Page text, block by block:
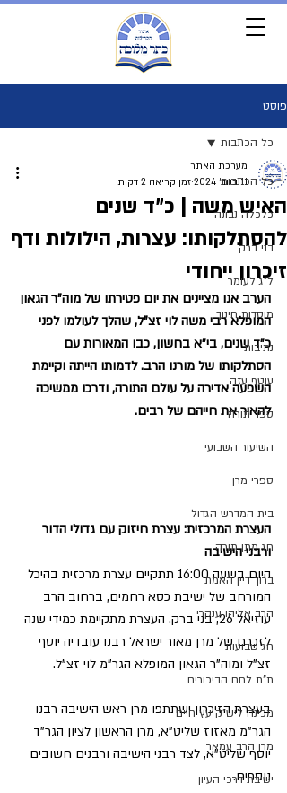
פוסט
כל הכתבות
כלכלה נבונה
בני ברק
ל"ג לעומר
מוסדות חינוך
נתיבות
עוטף עזה
ספר תורה
השיעור השבועי
ספרי מרן
בית המדרש הגדול
חג מתן תורה
ברוך דיין האמת
הרב אליהו ענקרי
חג שבועות
ת"ת לחם הביכורים
מכינה ליש"ק עץ חיים
מרן הרב עמאר
ישיבת דרכי העיון
כל הכתבות
האיש משה | כ"ד שנים
להסתלקותו: עצרות, הילולות ודף
זיכרון ייחודי
מערכת האתר
11 בנוב׳ 2024
זמן קריאה 2 דקות
הערב אנו מציינים את יום פטירתו של מוה"ר הגאון
המופלא רבי משה לוי זצ"ל, שהלך לעולמו לפני
כ"ד שנים, בי"א בחשון, כבו המאורות עם
הסתלקותו של מורנו הרב. לדמותו הייתה וקיימת
השפעה אדירה על עולם התורה, ודרכו ממשיכה
להאיר את חייהם של רבים.
העצרת המרכזית: עצרת חיזוק עם גדולי הדור
ורבני הישיבה
היום בשעה 16:00 תתקיים עצרת מרכזית בהיכל
המורחב של ישיבת כסא רחמים, ברחוב הרב
עוזיאל 26, בני ברק. העצרת מתקיימת כמידי שנה
לזכרם של מרן מאור ישראל רבנו עובדיה יוסף
זצ"ל ומוה"ר הגאון המופלא הגר"מ לוי זצ"ל.
בעצרת הזיכרון ישתתפו מרן ראש הישיבה רבנו
הגר"מ מאזוז שליט"א, מרן הראשון לציון הגר"ד
יוסף שליט"א, לצד רבני הישיבה ורבנים חשובים
נוספים.